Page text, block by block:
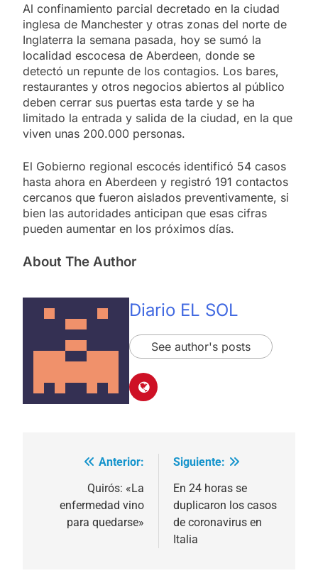
Al confinamiento parcial decretado en la ciudad
inglesa de Manchester y otras zonas del norte de
Inglaterra la semana pasada, hoy se sumó la
localidad escocesa de Aberdeen, donde se
detectó un repunte de los contagios. Los bares,
restaurantes y otros negocios abiertos al público
deben cerrar sus puertas esta tarde y se ha
limitado la entrada y salida de la ciudad, en la que
viven unas 200.000 personas.
El Gobierno regional escocés identificó 54 casos
hasta ahora en Aberdeen y registró 191 contactos
cercanos que fueron aislados preventivamente, si
bien las autoridades anticipan que esas cifras
pueden aumentar en los próximos días.
About The Author
Diario EL SOL
See author's posts
Navegación
entradas
Anterior:
Quirós: «La
enfermedad vino
para quedarse»
Siguiente:
En 24 horas se
duplicaron los casos
de coronavirus en
Italia